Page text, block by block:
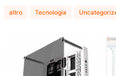
altro Tecnologia